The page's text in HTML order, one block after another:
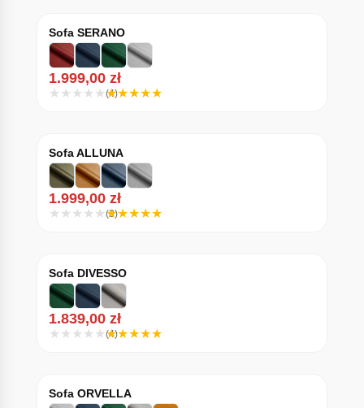
Sofa SERANO
1.999,00 zł
(4)
Sofa ALLUNA
1.999,00 zł
(3)
Sofa DIVESSO
1.839,00 zł
(4)
Sofa ORVELLA